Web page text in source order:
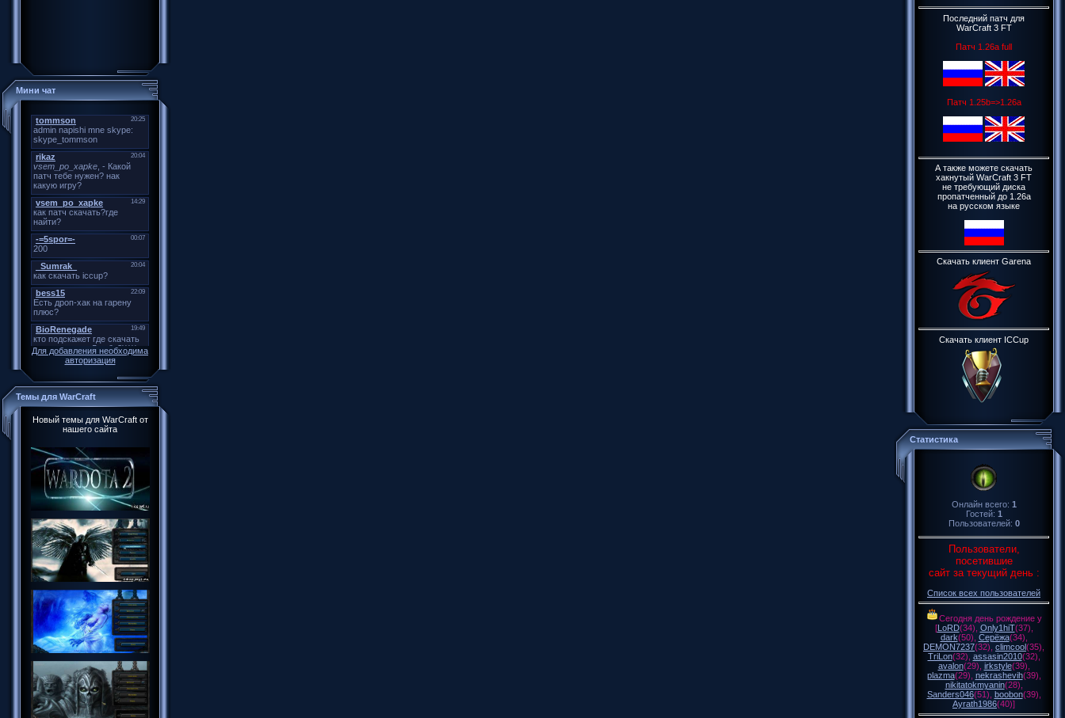
Мини чат
Для добавления необходима
авторизация
Темы для WarCraft
Новый темы для WarCraft от
нашего сайта
Последний патч для
WarCraft 3 FT
Патч 1.26a full
Патч 1.25b=>1.26a
А также можете скачать
хакнутый WarCraft 3 FT
не требующий диска
пропатченный до 1.26a
на русском языке
Скачать клиент Garena
Скачать клиент ICCup
Статистика
Онлайн всего: 1
Гостей: 1
Пользователей: 0
Пользователи,
посетившие
сайт за текущий день :
Список всех пользователей
Сегодня день рождение у
[LoRD(34) Only1hiT(37)
dark(50) Серёжа(34)
DEMON7237(32) climcool(35)
TriLon(32) assasin2010(32)
avalon(29) irkstyle(39)
plazma(29) nekrashevih(39)
nikitatokmyanin(28)
Sanders046(51) boobon(39)
Ayrath1986(40)]